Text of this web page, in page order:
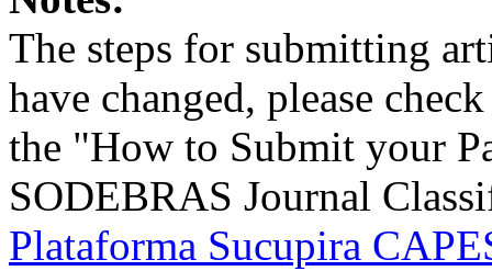
The steps for submitting
have changed, please
the "How to Submit your
SODEBRAS Journal
Plataforma Sucupira